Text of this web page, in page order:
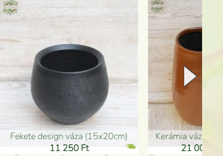
Kerámia váza 35*21cm
21 000 Ft
ballagó fiú fa betűző
1 300 Ft